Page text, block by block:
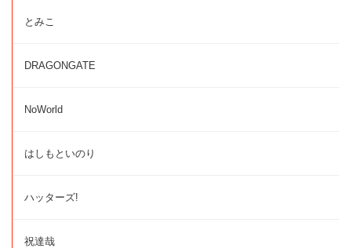
とみこ
DRAGONGATE
NoWorld
はしもといのり
ハッターズ!
祝達哉